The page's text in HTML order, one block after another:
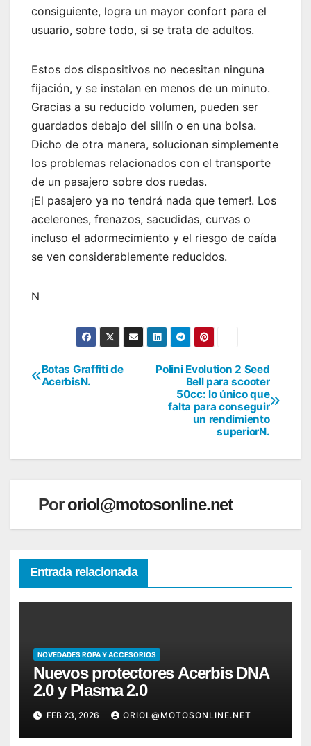
consiguiente, logra un mayor confort para el
usuario, sobre todo, si se trata de adultos.
Estos dos dispositivos no necesitan ninguna
fijación, y se instalan en menos de un minuto.
Gracias a su reducido volumen, pueden ser
guardados debajo del sillín o en una bolsa.
Dicho de otra manera, solucionan simplemente
los problemas relacionados con el transporte
de un pasajero sobre dos ruedas.
¡El pasajero ya no tendrá nada que temer!. Los
acelerones, frenazos, sacudidas, curvas o
incluso el adormecimiento y el riesgo de caída
se ven considerablemente reducidos.
N
Navegación
Polini Evolution 2 Seed
Bell para scooter
50cc: lo único que
falta para conseguir
un rendimiento
superiorN.
Botas Graffiti de
AcerbisN.
Pororiol@motosonline.net
Entrada relacionada
NOVEDADES ROPA Y ACCESORIOS
Nuevos protectores Acerbis DNA
2.0 y Plasma 2.0
FEB 23, 2026 ORIOL@MOTOSONLINE.NET